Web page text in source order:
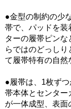
●金型の制約の少
帯で、パッドを装
ターの履帯ピン
らではのどっし
て履帯特有の自然
●履帯は、1枚ず
帯本体とセンター
が一体成型、表面